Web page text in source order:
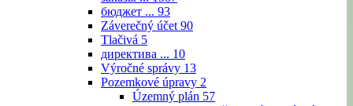
бюджет ... 93
Záverečný účet 90
Tlačivá 5
директива ... 10
Výročné správy 13
Pozemkové úpravy 2
Územný plán 57